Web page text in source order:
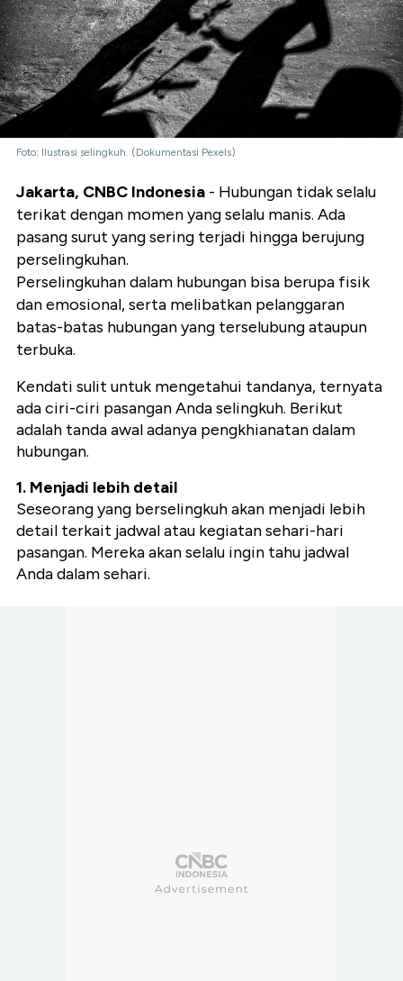
Foto: Ilustrasi selingkuh. (Dokumentasi Pexels)
Jakarta, CNBC Indonesia - Hubungan tidak selalu
terikat dengan momen yang selalu manis. Ada
pasang surut yang sering terjadi hingga berujung
perselingkuhan.
Perselingkuhan dalam hubungan bisa berupa fisik
dan emosional, serta melibatkan pelanggaran
batas-batas hubungan yang terselubung ataupun
terbuka.
Kendati sulit untuk mengetahui tandanya, ternyata
ada ciri-ciri pasangan Anda selingkuh. Berikut
adalah tanda awal adanya pengkhianatan dalam
hubungan.
1. Menjadi lebih detail
Seseorang yang berselingkuh akan menjadi lebih
detail terkait jadwal atau kegiatan sehari-hari
pasangan. Mereka akan selalu ingin tahu jadwal
Anda dalam sehari.